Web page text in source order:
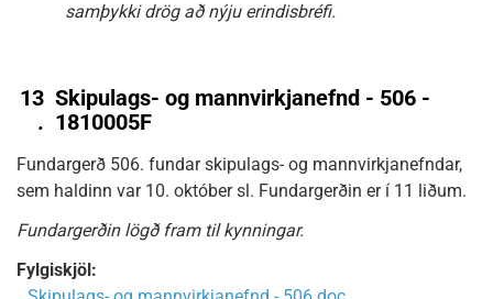
samþykki drög að nýju erindisbréfi.
13
.
Skipulags- og mannvirkjanefnd - 506 -
1810005F
Fundargerð 506. fundar skipulags- og mannvirkjanefndar,
sem haldinn var 10. október sl. Fundargerðin er í 11 liðum.
Fundargerðin lögð fram til kynningar.
Fylgiskjöl: